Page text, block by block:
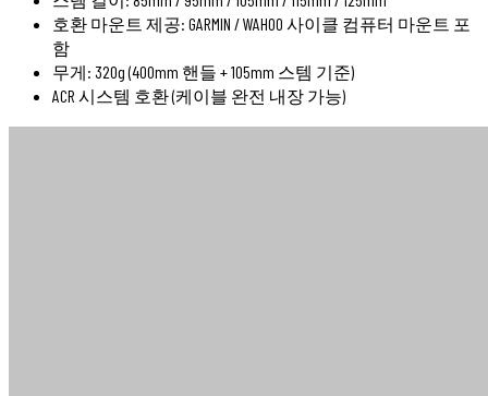
호환 마운트 제공: GARMIN / WAHOO 사이클 컴퓨터 마운트 포
함
무게: 320g (400mm 핸들 + 105mm 스템 기준)
ACR 시스템 호환 (케이블 완전 내장 가능)